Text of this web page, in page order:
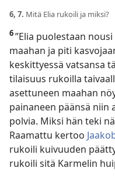
6, 7. Mitä Elia rukoili ja miksi?
6”Elia puolestaan
maahan ja piti
keskittyessä vatsansa
tilaisuus rukoilla
asettuneen maahan
painaneen päänsä niin
polvia. Miksi hän teki
Raamattu kertoo
rukoili kuivuuden
rukoili sitä Karmelin